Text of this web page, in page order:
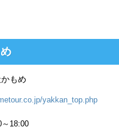
もめ
yakkan_top.php
～18:00